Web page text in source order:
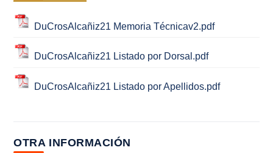
DuCrosAlcañiz21 Memoria Técnicav2.pdf
DuCrosAlcañiz21 Listado por Dorsal.pdf
DuCrosAlcañiz21 Listado por Apellidos.pdf
OTRA INFORMACIÓN